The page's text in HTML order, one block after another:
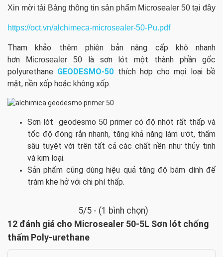
Xin mời tải Bảng thông tin sản phẩm Microsealer 50 tại đây
https://oct.vn/alchimeca-microsealer-50-Pu.pdf
Tham khảo thêm phiên bản nâng cấp khô nhanh
hơn
Microsealer 50 là sơn lót một thành phần gốc
polyurethane GEODESMO-50 thích hợp cho mọi loại bề
mặt, nền xốp hoặc không xốp.
Sơn lót geodesmo 50 primer có độ nhớt rất thấp và
tốc độ đóng rắn nhanh, tăng khả năng làm ướt, thấm
sâu tuyệt vời trên tất cả các chất nền như thủy tinh
và kim loại.
Sản phẩm cũng dùng hiệu quả tăng độ bám dính để
trám khe hở với chi phí thấp.
5/5 - (1 bình chọn)
12 đánh giá cho Microsealer 50-5L Sơn lót chống
thấm Poly-urethane